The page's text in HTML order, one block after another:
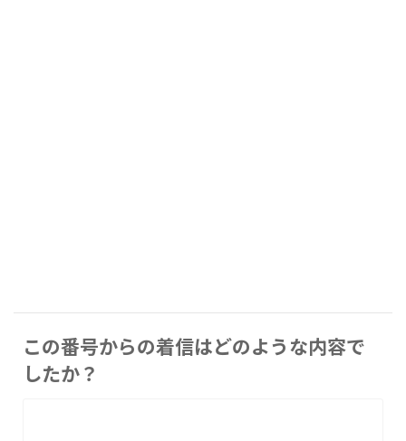
この番号からの着信はどのような内容で
したか？